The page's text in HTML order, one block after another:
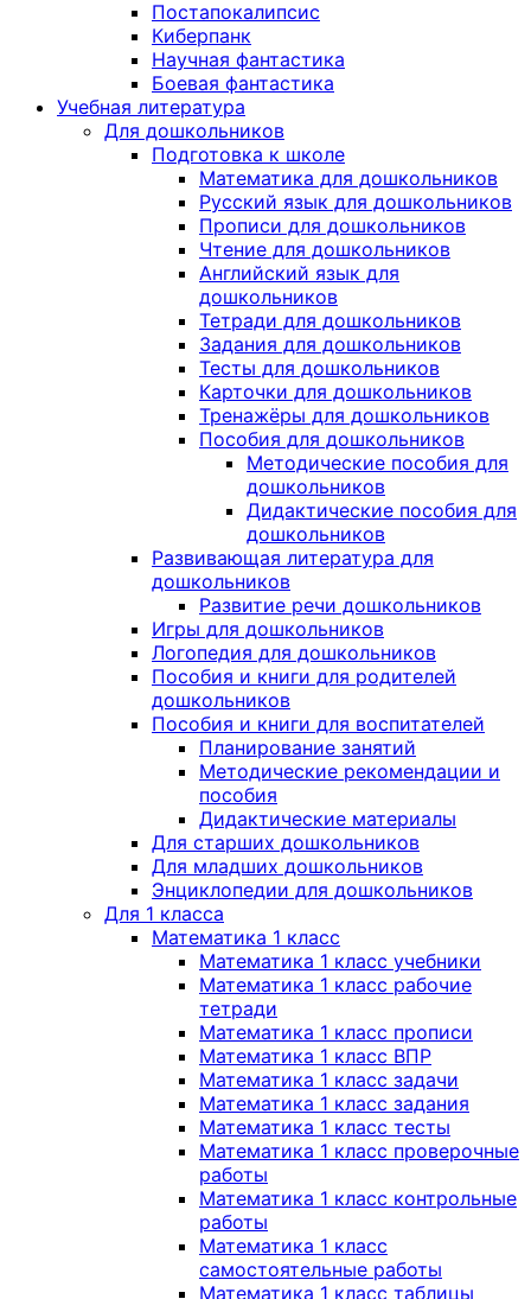
Постапокалипсис
Киберпанк
Научная фантастика
Боевая фантастика
Учебная литература
Для дошкольников
Подготовка к школе
Математика для дошкольников
Русский язык для дошкольников
Прописи для дошкольников
Чтение для дошкольников
Английский язык для
дошкольников
Тетради для дошкольников
Задания для дошкольников
Тесты для дошкольников
Карточки для дошкольников
Тренажёры для дошкольников
Пособия для дошкольников
Методические пособия для
дошкольников
Дидактические пособия для
дошкольников
Развивающая литература для
дошкольников
Развитие речи дошкольников
Игры для дошкольников
Логопедия для дошкольников
Пособия и книги для родителей
дошкольников
Пособия и книги для воспитателей
Планирование занятий
Методические рекомендации и
пособия
Дидактические материалы
Для старших дошкольников
Для младших дошкольников
Энциклопедии для дошкольников
Для 1 класса
Математика 1 класс
Математика 1 класс учебники
Математика 1 класс рабочие
тетради
Математика 1 класс прописи
Математика 1 класс ВПР
Математика 1 класс задачи
Математика 1 класс задания
Математика 1 класс тесты
Математика 1 класс проверочные
работы
Математика 1 класс контрольные
работы
Математика 1 класс
самостоятельные работы
Математика 1 класс таблицы